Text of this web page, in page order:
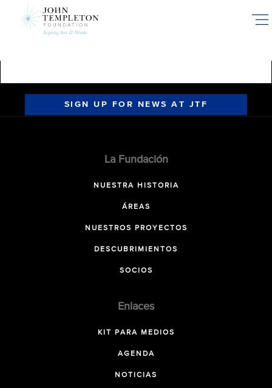
SIGN UP FOR NEWS AT JTF
La Fundación
NUESTRA HISTORIA
ÁREAS
NUESTROS PROYECTOS
DESCUBRIMIENTOS
SOCIOS
Enlaces
KIT PARA MEDIOS
AGENDA
NOTICIAS